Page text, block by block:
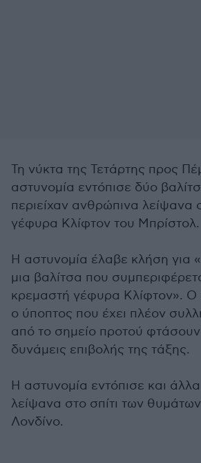
Τη νύκτα της Τετάρτης προς
αστυνομία εντόπισε δύο
περιείχαν ανθρώπινα λείψανα
γέφυρα Κλίφτον του Μπρίστολ.
Η αστυνομία έλαβε κλήση για
μια βαλίτσα που
κρεμαστή γέφυρα Κλίφτον». Ο
ο ύποπτος που έχει πλέον
από το σημείο προτού φτάσουν
δυνάμεις επιβολής της τάξης.
Η αστυνομία εντόπισε και
λείψανα στο σπίτι των
Λονδίνο.